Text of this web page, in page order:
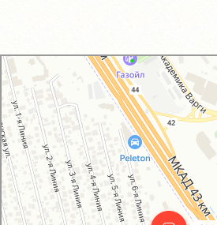
GM-City&VAG-Repair
Автосервис, автотехцентр в Москве
Магазин автозапчастей и автотоваров в Москве